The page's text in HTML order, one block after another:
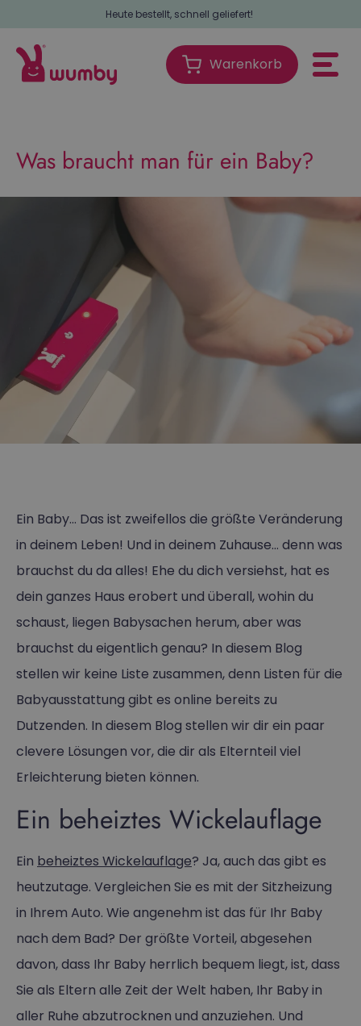
Immer versandkostenfrei in den Niederlanden
Warenkorb
Warenkorb
Was braucht man für ein Baby?
Ein Baby… Das ist zweifellos die größte Veränderung
in deinem Leben! Und in deinem Zuhause… denn was
brauchst du da alles! Ehe du dich versiehst, hat es
dein ganzes Haus erobert und überall, wohin du
schaust, liegen Babysachen herum, aber was
brauchst du eigentlich genau? In diesem Blog
stellen wir keine Liste zusammen, denn Listen für die
Babyausstattung gibt es online bereits zu
Dutzenden. In diesem Blog stellen wir dir ein paar
clevere Lösungen vor, die dir als Elternteil viel
Erleichterung bieten können.
Ein beheiztes Wickelauflage
Ein beheiztes Wickelauflage? Ja, auch das gibt es
heutzutage. Vergleichen Sie es mit der Sitzheizung
in Ihrem Auto. Wie angenehm ist das für Ihr Baby
nach dem Bad? Der größte Vorteil, abgesehen
davon, dass Ihr Baby herrlich bequem liegt, ist, dass
Sie als Eltern alle Zeit der Welt haben, Ihr Baby in
aller Ruhe abzutrocknen und anzuziehen. Und